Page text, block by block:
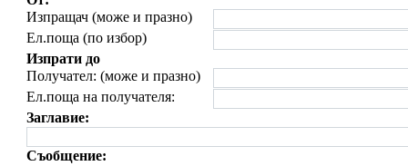
Изпращач (може и празно)
Ел.поща (по избор)
Изпрати до
Получател: (може и празно)
Ел.поща на получателя:
Заглавие:
Съобщение: